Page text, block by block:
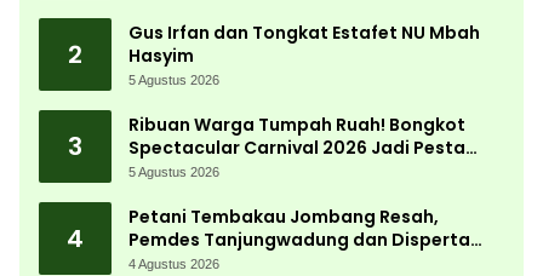
2
Gus Irfan dan Tongkat Estafet NU Mbah
Hasyim
5 Agustus 2026
3
Ribuan Warga Tumpah Ruah! Bongkot
Spectacular Carnival 2026 Jadi Pesta
Kemerdekaan Terbesar di Peterongan
5 Agustus 2026
4
Petani Tembakau Jombang Resah,
Pemdes Tanjungwadung dan Disperta
Bergerak Cepat
4 Agustus 2026